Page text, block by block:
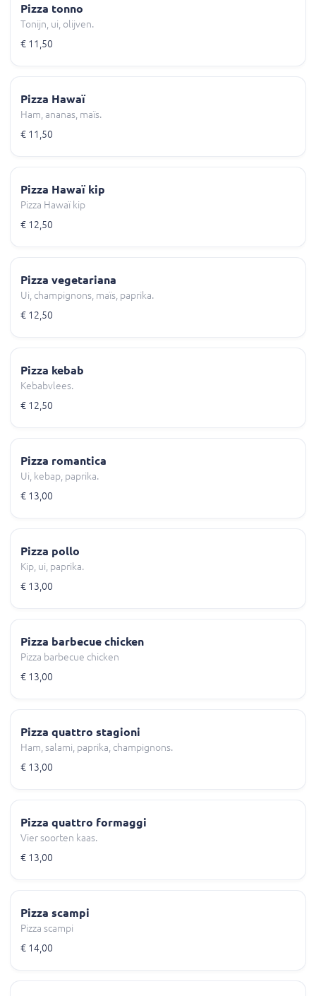
Pizza tonno
Tonijn, ui, olijven.
€ 11,50
Pizza Hawaï
Ham, ananas, maïs.
€ 11,50
Pizza Hawaï kip
Pizza Hawaï kip
€ 12,50
Pizza vegetariana
Ui, champignons, maïs, paprika.
€ 12,50
Pizza kebab
Kebabvlees.
€ 12,50
Pizza romantica
Ui, kebap, paprika.
€ 13,00
Pizza pollo
Kip, ui, paprika.
€ 13,00
Pizza barbecue chicken
Pizza barbecue chicken
€ 13,00
Pizza quattro stagioni
Ham, salami, paprika, champignons.
€ 13,00
Pizza quattro formaggi
Vier soorten kaas.
€ 13,00
Pizza scampi
Pizza scampi
€ 14,00